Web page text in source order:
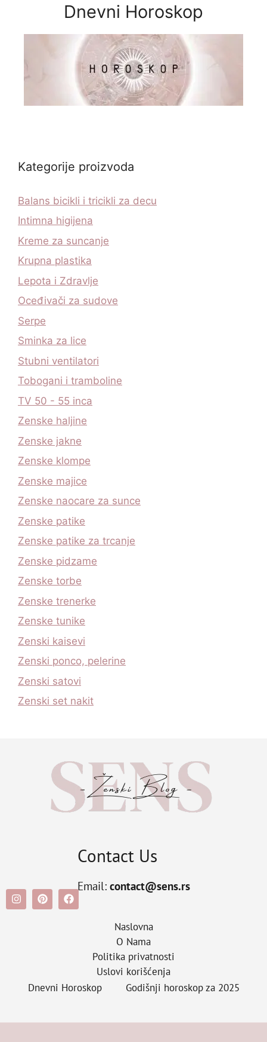
Dnevni Horoskop
Kategorije proizvoda
Balans bicikli i tricikli za decu
Intimna higijena
Kreme za suncanje
Krupna plastika
Lepota i Zdravlje
Oceđivači za sudove
Serpe
Sminka za lice
Stubni ventilatori
Tobogani i tramboline
TV 50 - 55 inca
Zenske haljine
Zenske jakne
Zenske klompe
Zenske majice
Zenske naocare za sunce
Zenske patike
Zenske patike za trcanje
Zenske pidzame
Zenske torbe
Zenske trenerke
Zenske tunike
Zenski kaisevi
Zenski ponco, pelerine
Zenski satovi
Zenski set nakit
Contact Us
Email: contact@sens.rs
Naslovna
O Nama
Politika privatnosti
Uslovi korišćenja
Dnevni Horoskop
Godišnji horoskop za 2025